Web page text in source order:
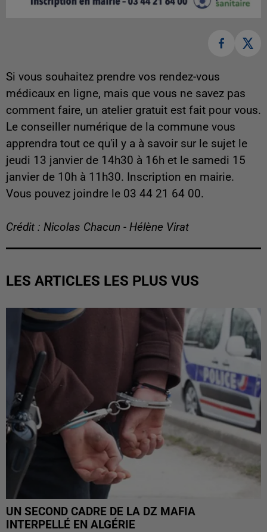
Si vous souhaitez prendre vos rendez-vous
médicaux en ligne, mais que vous ne savez pas
comment faire, un atelier gratuit est fait pour vous.
Le conseiller numérique de la commune vous
apprendra tout ce qu'il y a à savoir sur le sujet le
jeudi 13 janvier de 14h30 à 16h et le samedi 15
janvier de 10h à 11h30. Inscription en mairie.
Vous pouvez joindre le 03 44 21 64 00.
Crédit : Nicolas Chacun - Hélène Virat
LES ARTICLES LES PLUS VUS
UN SECOND CADRE DE LA DZ MAFIA
INTERPELLÉ EN ALGÉRIE